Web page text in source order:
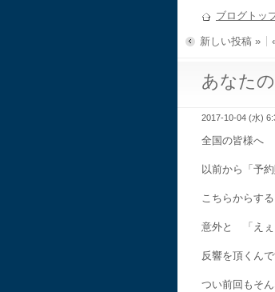
ブログトッ
新しい投稿 »
あなた
2017-10-04 (水)
全国の皆様へ
以前から「予
こちらからす
意外と 「えぇ
反響を頂くんで
つい前回もそ